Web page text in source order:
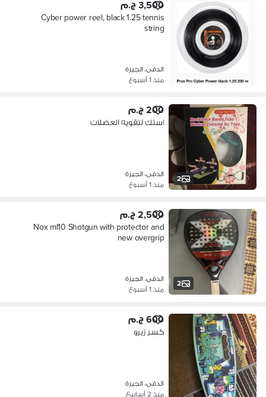
3,500 ج.م
Cyber power reel, black 1.25 tennis
string
الدقى، الجيزة
منذ 1 أسبوع
2
200 ج.م
استك لتقويه العضلات
الدقى، الجيزة
منذ 1 أسبوع
2
2,500 ج.م
Nox ml10 Shotgun with protector and
new overgrip
الدقى، الجيزة
منذ 1 أسبوع
600 ج.م
كسر زيرو
الدقى، الجيزة
منذ 2 أسابيع